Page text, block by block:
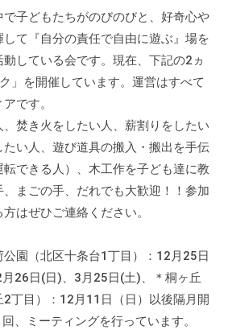
子どもたちがのびのびと、好奇心や
て『自分の責任で自由に遊ぶ』場を
している会です。現在、下記の2ヵ
」を開催しています。運営はすべて
です。
焚き火をしたい人、薪割りをしたい
い人、遊び道具の搬入・搬出を手伝
できる人）、木工作を子ども達に教
まごの手、だれでも大歓迎！！参加
はぜひご連絡ください。
園（北区十条台1丁目）：12月25日
26日(日)、3月25日(土)、＊桐ヶ丘
丁目）：12月11日（日）以後隔月開
、ミーティングを行っています。